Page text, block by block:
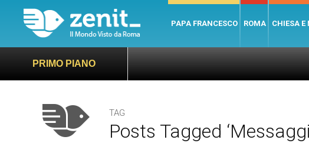
PAPA FRANCESCO ROMA CHIESA E
PRIMO PIANO
TAG
Posts Tagged